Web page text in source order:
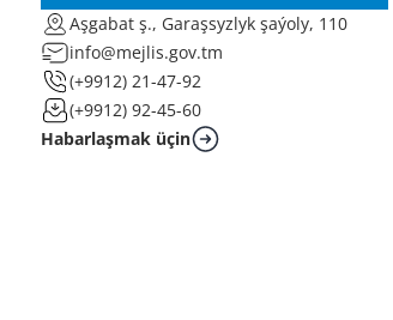
Aşgabat ş., Garaşsyzlyk şaýoly, 110
info@mejlis.gov.tm
(+9912) 21-47-92
(+9912) 92-45-60
Habarlaşmak üçin